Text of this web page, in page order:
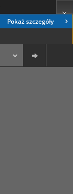
Pokaż szczegóły